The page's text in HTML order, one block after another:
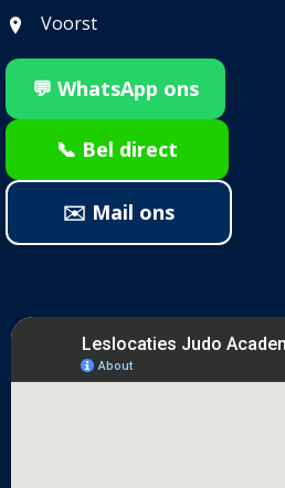
Voorst
💬 WhatsApp ons
📞 Bel direct
✉️ Mail ons